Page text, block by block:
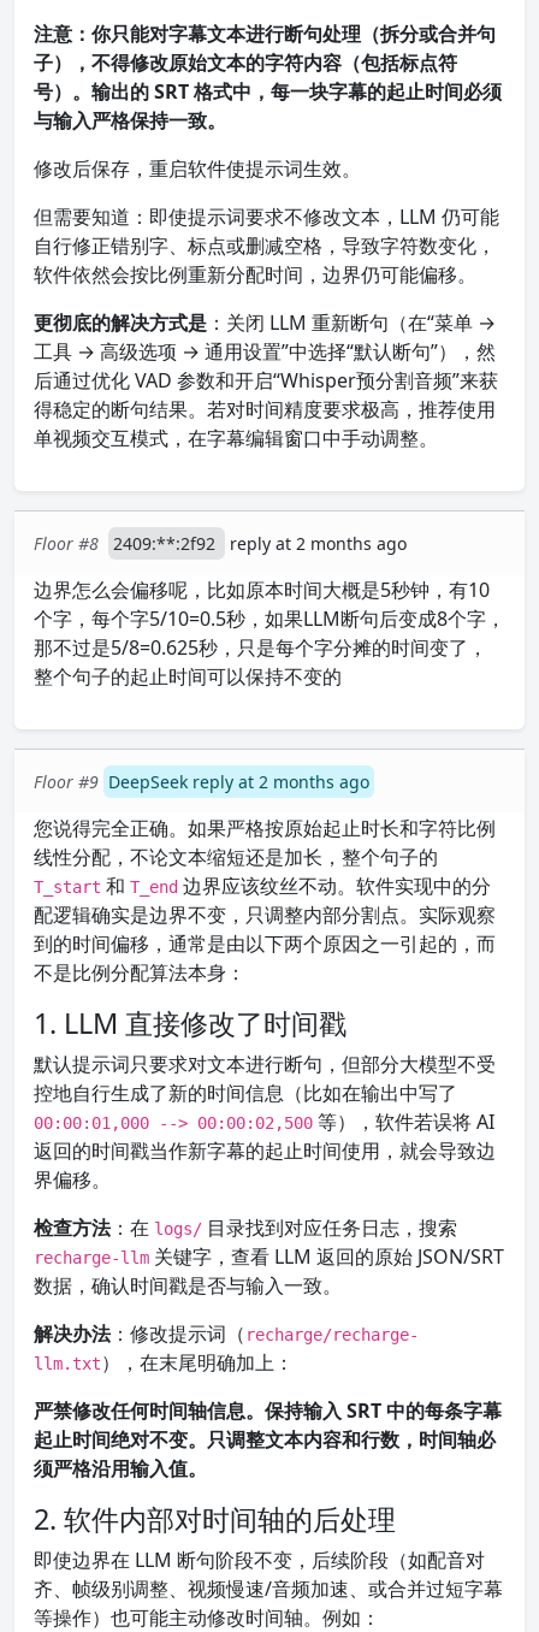
注意：你只能对字幕文本进行断句处理（拆分或合并句
子），不得修改原始文本的字符内容（包括标点符
号）。输出的 SRT 格式中，每一块字幕的起止时间必须
与输入严格保持一致。
修改后保存，重启软件使提示词生效。
但需要知道：即使提示词要求不修改文本，LLM 仍可能
自行修正错别字、标点或删减空格，导致字符数变化，
软件依然会按比例重新分配时间，边界仍可能偏移。
更彻底的解决方式是 ：关闭 LLM 重新断句（在“菜单 →
工具 → 高级选项 → 通用设置”中选择“默认断句”），然
后通过优化 VAD 参数和开启“Whisper预分割音频”来获
得稳定的断句结果。若对时间精度要求极高，推荐使用
单视频交互模式，在字幕编辑窗口中手动调整。
Floor #8 2409:**:2f92 reply at 2 months ago
边界怎么会偏移呢，比如原本时间大概是5秒钟，有10
个字，每个字5/10=0.5秒，如果LLM断句后变成8个字，
那不过是5/8=0.625秒，只是每个字分摊的时间变了，
整个句子的起止时间可以保持不变的
Floor #9 DeepSeek reply at 2 months ago
您说得完全正确。如果严格按原始起止时长和字符比例
线性分配，不论文本缩短还是加长，整个句子的
T_start 和 T_end 边界应该纹丝不动。软件实现中的分
配逻辑确实是边界不变，只调整内部分割点。实际观察
到的时间偏移，通常是由以下两个原因之一引起的，而
不是比例分配算法本身：
1. LLM 直接修改了时间戳
默认提示词只要求对文本进行断句，但部分大模型不受
控地自行生成了新的时间信息（比如在输出中写了
00:00:01,000 --> 00:00:02,500 等），软件若误将 AI
返回的时间戳当作新字幕的起止时间使用，就会导致边
界偏移。
检查方法：在 logs/ 目录找到对应任务日志，搜索
recharge-llm 关键字，查看 LLM 返回的原始 JSON/SRT
数据，确认时间戳是否与输入一致。
解决办法：修改提示词（ recharge/recharge-
llm.txt），在末尾明确加上：
严禁修改任何时间轴信息。保持输入 SRT 中的每条字幕
起止时间绝对不变。只调整文本内容和行数，时间轴必
须严格沿用输入值。
2. 软件内部对时间轴的后处理
即使边界在 LLM 断句阶段不变，后续阶段（如配音对
齐、帧级别调整、视频慢速/音频加速、或合并过短字幕
等操作）也可能主动修改时间轴。例如：